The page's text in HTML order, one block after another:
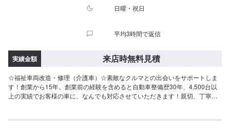
日曜・祝日
平均3時間で返信
実績金額 来店時無料見積
☆福祉車両改造・修理（介護車）☆素敵なクルマとの出会いをサポートしま
す！創業から15年。創業前の経験を含めると自動車整備歴30年、4,500台以
上の実績でお客様の車に、なんでも対応させていただきます！親切、丁寧、
にご納得いただければ作業開始【4】仕上がり次第納車☆代車について☆修理